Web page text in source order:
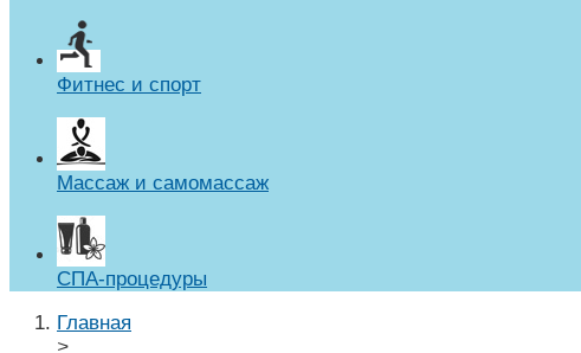
Фитнес и спорт
Массаж и самомассаж
СПА-процедуры
Главная
>